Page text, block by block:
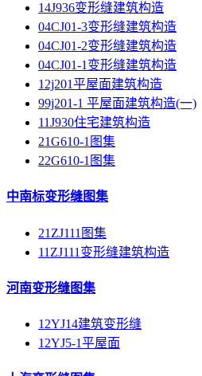
14J936变形缝建筑构造
04CJ01-3变形缝建筑构造
04CJ01-2变形缝建筑构造
04CJ01-1变形缝建筑构造
12j201平屋面建筑构造
99j201-1 平屋面建筑构造(一)
11J930住宅建筑构造
21G610-1图集
22G610-1图集
中南标变形缝图集
21ZJ111图集
11ZJ111变形缝建筑构造
河南变形缝图集
12YJ14建筑变形缝
12YJ5-1平屋面